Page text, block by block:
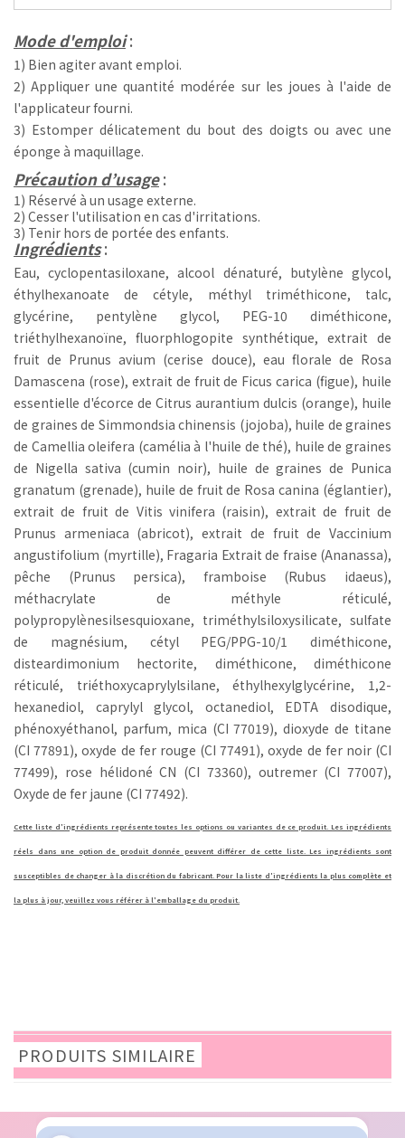
Mode d'emploi:
1) Bien agiter avant emploi.
2) Appliquer une quantité modérée sur les joues à l'aide de
l'applicateur fourni.
3) Estomper délicatement du bout des doigts ou avec une
éponge à maquillage.
Précaution d’usage:
1) Réservé à un usage externe.
2) Cesser l'utilisation en cas d'irritations.
3) Tenir hors de portée des enfants.
Ingrédients:
Eau, cyclopentasiloxane, alcool dénaturé, butylène glycol,
éthylhexanoate de cétyle, méthyl triméthicone, talc,
glycérine, pentylène glycol, PEG-10 diméthicone,
triéthylhexanoïne, fluorphlogopite synthétique, extrait de
fruit de Prunus avium (cerise douce), eau florale de Rosa
Damascena (rose), extrait de fruit de Ficus carica (figue), huile
essentielle d'écorce de Citrus aurantium dulcis (orange), huile
de graines de Simmondsia chinensis (jojoba), huile de graines
de Camellia oleifera (camélia à l'huile de thé), huile de graines
de Nigella sativa (cumin noir), huile de graines de Punica
granatum (grenade), huile de fruit de Rosa canina (églantier),
extrait de fruit de Vitis vinifera (raisin), extrait de fruit de
Prunus armeniaca (abricot), extrait de fruit de Vaccinium
angustifolium (myrtille), Fragaria Extrait de fraise (Ananassa),
pêche (Prunus persica), framboise (Rubus idaeus),
méthacrylate de méthyle réticulé,
polypropylènesilsesquioxane, triméthylsiloxysilicate, sulfate
de magnésium, cétyl PEG/PPG-10/1 diméthicone,
disteardimonium hectorite, diméthicone, diméthicone
réticulé, triéthoxycaprylylsilane, éthylhexylglycérine, 1,2-
hexanediol, caprylyl glycol, octanediol, EDTA disodique,
phénoxyéthanol, parfum, mica (CI 77019), dioxyde de titane
(CI 77891), oxyde de fer rouge (CI 77491), oxyde de fer noir (CI
77499), rose hélidoné CN (CI 73360), outremer (CI 77007),
Oxyde de fer jaune (CI 77492).
Cette liste d'ingrédients représente toutes les options ou variantes de ce produit. Les ingrédients
réels dans une option de produit donnée peuvent différer de cette liste. Les ingrédients sont
susceptibles de changer à la discrétion du fabricant. Pour la liste d'ingrédients la plus complète et
la plus à jour, veuillez vous référer à l'emballage du produit.
PRODUITS SIMILAIRE